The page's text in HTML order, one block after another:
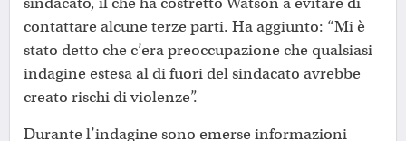
contattare alcune terze parti. Ha aggiunto: “Mi è
stato detto che c’era preoccupazione che qualsiasi
indagine estesa al di fuori del sindacato avrebbe
creato rischi di violenze”.
Durante l’indagine sono emerse informazioni